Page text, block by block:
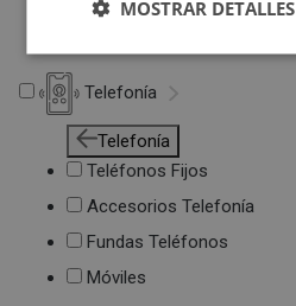
Telefonía
Telefonía
Teléfonos Fijos
Accesorios Telefonía
Fundas Teléfonos
Móviles
MOSTRAR DETALLES